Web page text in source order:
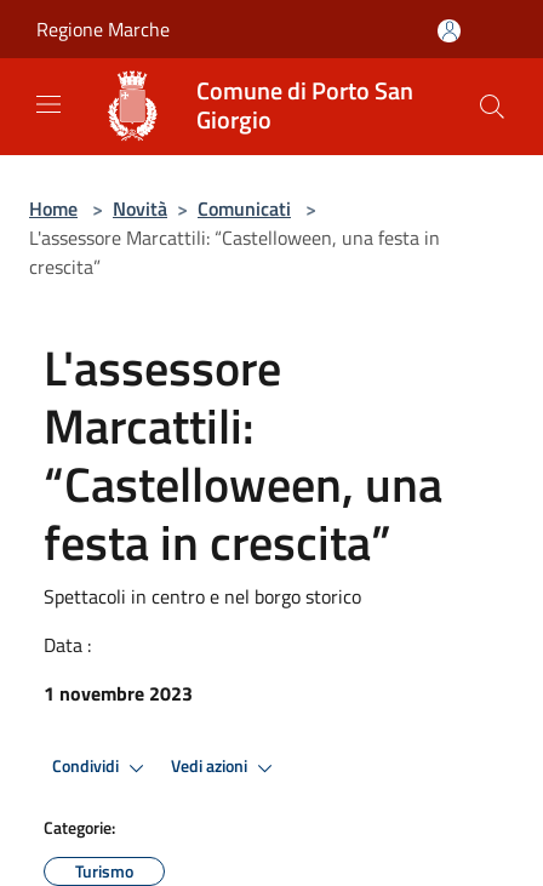
Regione Marche
Comune di Porto San
Giorgio
Home > Novità > Comunicati >
L'assessore Marcattili: “Castelloween, una festa in
crescita”
L'assessore
Marcattili:
“Castelloween, una
festa in crescita”
Spettacoli in centro e nel borgo storico
Data :
1 novembre 2023
Condividi Vedi azioni
Categorie:
Turismo